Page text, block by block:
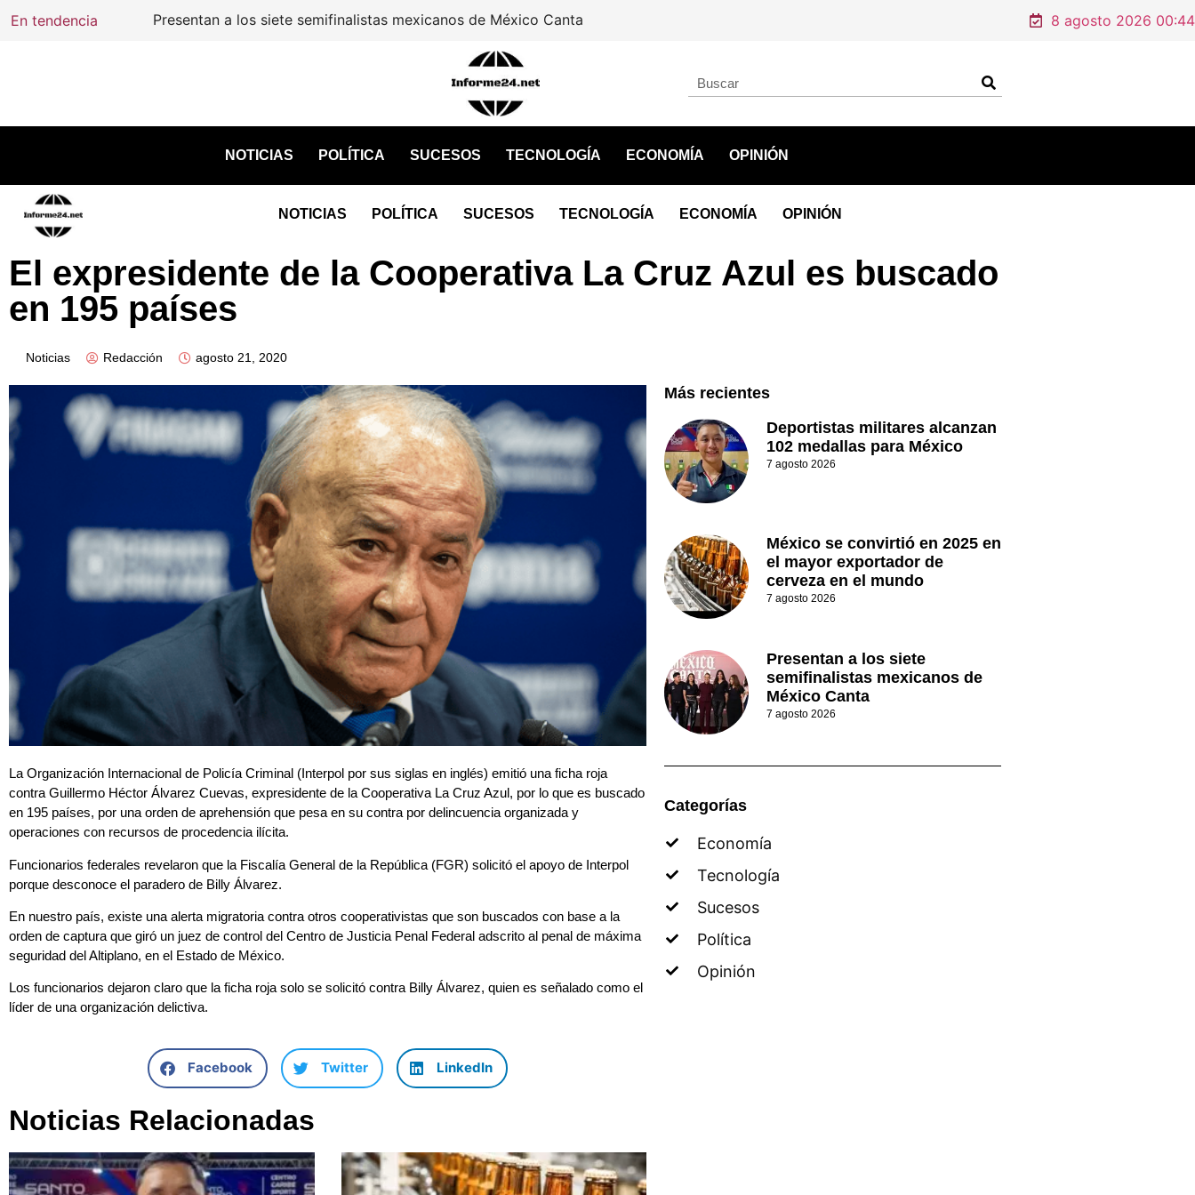
En tendencia Presentan a los siete semifinalistas mexicanos de México Canta 8 agosto 2026 00:44
NOTICIAS POLÍTICA SUCESOS TECNOLOGÍA ECONOMÍA OPINIÓN
NOTICIAS POLÍTICA SUCESOS TECNOLOGÍA ECONOMÍA OPINIÓN
El expresidente de la Cooperativa La Cruz Azul es buscado
en 195 países
Noticias Redacción agosto 21, 2020
La Organización Internacional de Policía Criminal (Interpol por sus siglas en inglés) emitió una ficha roja
contra Guillermo Héctor Álvarez Cuevas, expresidente de la Cooperativa La Cruz Azul, por lo que es buscado
en 195 países, por una orden de aprehensión que pesa en su contra por delincuencia organizada y
operaciones con recursos de procedencia ilícita.
Funcionarios federales revelaron que la Fiscalía General de la República (FGR) solicitó el apoyo de Interpol
porque desconoce el paradero de Billy Álvarez.
En nuestro país, existe una alerta migratoria contra otros cooperativistas que son buscados con base a la
orden de captura que giró un juez de control del Centro de Justicia Penal Federal adscrito al penal de máxima
seguridad del Altiplano, en el Estado de México.
Los funcionarios dejaron claro que la ficha roja solo se solicitó contra Billy Álvarez, quien es señalado como el
líder de una organización delictiva.
Facebook Twitter LinkedIn
Noticias Relacionadas
Más recientes
Deportistas militares alcanzan
102 medallas para México
7 agosto 2026
México se convirtió en 2025 en
el mayor exportador de
cerveza en el mundo
7 agosto 2026
Presentan a los siete
semifinalistas mexicanos de
México Canta
7 agosto 2026
Categorías
Economía
Tecnología
Sucesos
Política
Opinión